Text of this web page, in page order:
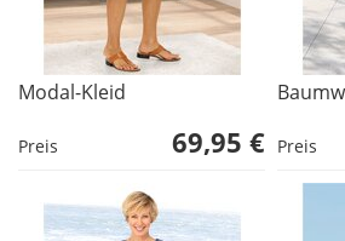
Modal-Kleid
Preis 69,95 € Preis